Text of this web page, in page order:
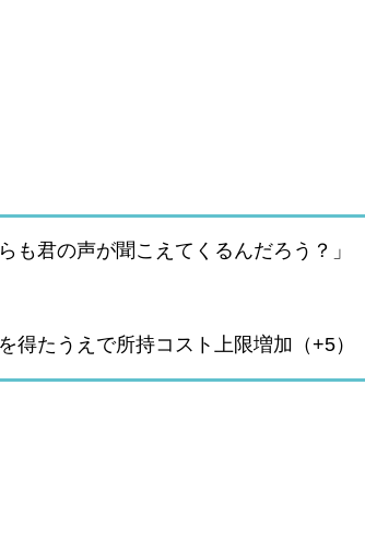
も君の声が聞こえてくるんだろう？」
得たうえで所持コスト上限増加（+5）